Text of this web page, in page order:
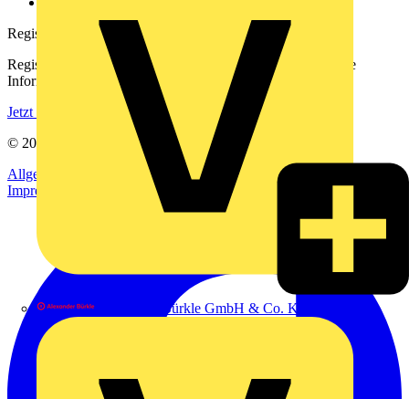
Alexander Bürkle GmbH & Co. KG
Registrierung
Registrieren Sie sich kostenlos und erhalten Sie stets aktuelle
Informationen aus der Elektroindustrie.
Jetzt registrieren
© 2002-
Voltimum
Allgemeine Geschäftsbedingungen
Datenschutzerklärung
Impressum